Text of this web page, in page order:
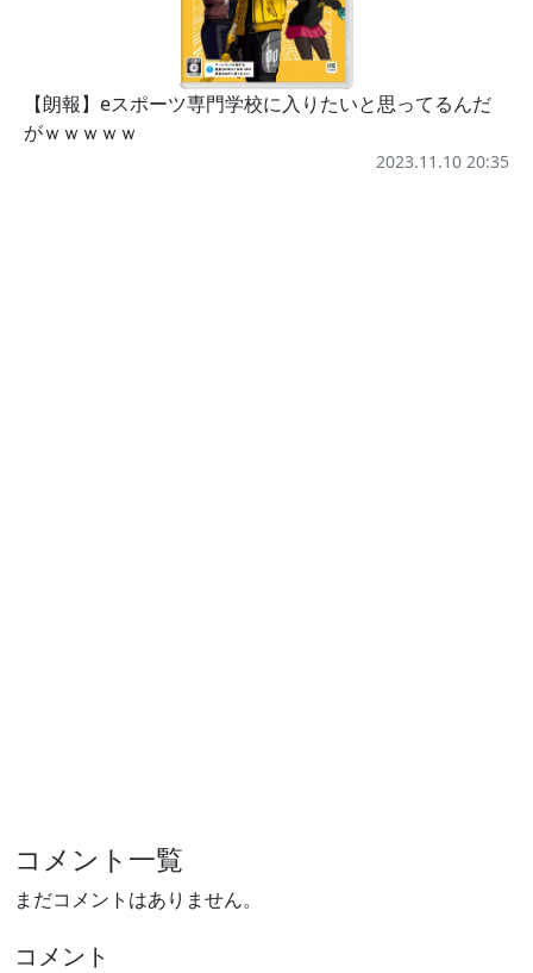
【朗報】eスポーツ専門学校に入りたいと思ってるんだ
がｗｗｗｗｗ
2023.11.10 20:35
コメント一覧
まだコメントはありません。
コメント